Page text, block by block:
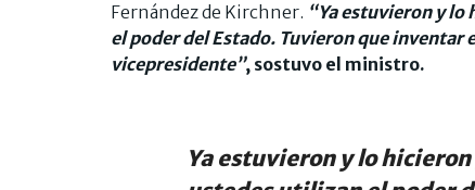
Fernández de Kirchner. “Ya estuvieron y
el poder del Estado. Tuvieron que
vicepresidente”, sostuvo el ministro.
Ya estuvieron y lo